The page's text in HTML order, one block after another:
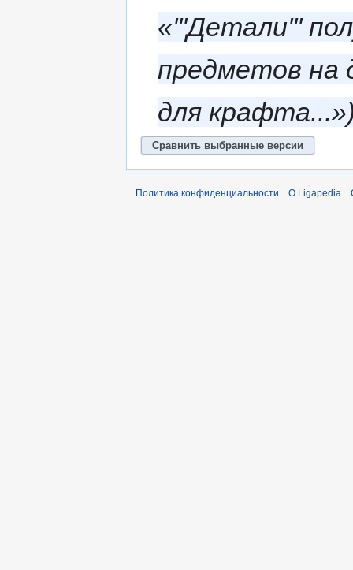
«'''Детали'''
предметов на
для крафта...»
Политика конфиденциальности О Ligapedia